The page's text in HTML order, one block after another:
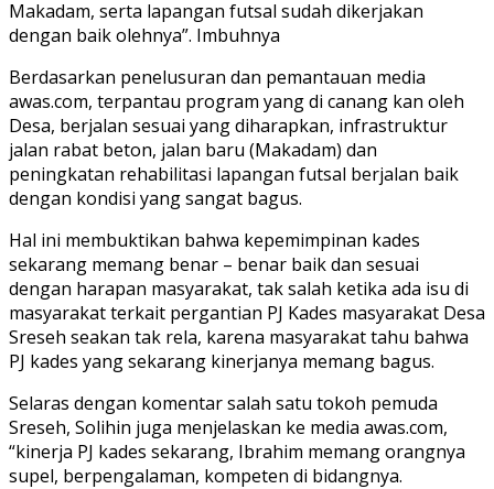
Makadam, serta lapangan futsal sudah dikerjakan
dengan baik olehnya”. Imbuhnya
Berdasarkan penelusuran dan pemantauan media
awas.com, terpantau program yang di canang kan oleh
Desa, berjalan sesuai yang diharapkan, infrastruktur
jalan rabat beton, jalan baru (Makadam) dan
peningkatan rehabilitasi lapangan futsal berjalan baik
dengan kondisi yang sangat bagus.
Hal ini membuktikan bahwa kepemimpinan kades
sekarang memang benar – benar baik dan sesuai
dengan harapan masyarakat, tak salah ketika ada isu di
masyarakat terkait pergantian PJ Kades masyarakat Desa
Sreseh seakan tak rela, karena masyarakat tahu bahwa
PJ kades yang sekarang kinerjanya memang bagus.
Selaras dengan komentar salah satu tokoh pemuda
Sreseh, Solihin juga menjelaskan ke media awas.com,
“kinerja PJ kades sekarang, Ibrahim memang orangnya
supel, berpengalaman, kompeten di bidangnya.